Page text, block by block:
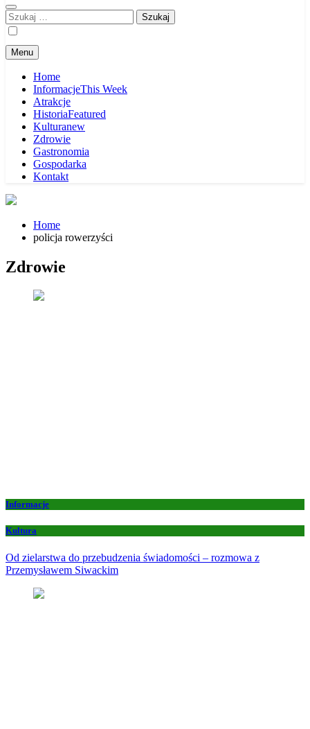
Szukaj:
Menu
Home
InformacjeThis Week
Atrakcje
HistoriaFeatured
Kulturanew
Zdrowie
Gastronomia
Gospodarka
Kontakt
Home
policja rowerzyści
Zdrowie
Informacje
Kultura
Od zielarstwa do przebudzenia świadomości – rozmowa z
Przemysławem Siwackim